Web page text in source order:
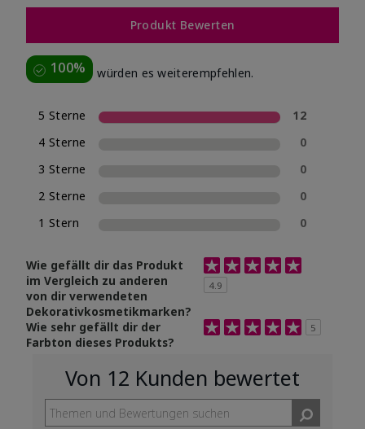
Produkt Bewerten
100% würden es weiterempfehlen.
5 Sterne
12
4 Sterne
0
3 Sterne
0
2 Sterne
0
1 Stern
0
Wie gefällt dir das Produkt
im Vergleich zu anderen
von dir verwendeten
Dekorativkosmetikmarken?
4.9
Bewertung 4.9 von 5
Wie sehr gefällt dir der
Farbton dieses Produkts?
5
Bewertung 5.0 von 5
Von 12 Kunden bewertet